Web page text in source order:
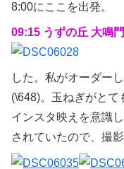
8:00にここを出発。
09:15 うずの丘 大鳴
した。私がオーダー
(\648)。玉ねぎがとて
インスタ映えを意識
されていたので、撮